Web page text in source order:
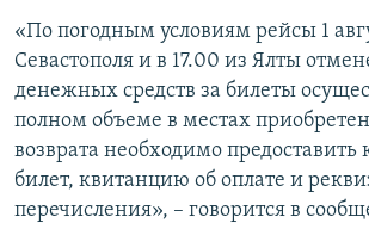
ПОБЕДИТЕЛЕЙ НЕ СУДЯТ?
КРЫМ.НЕПОКОРЕННЫЙ
УКРАИНСКАЯ ПРОБЛЕМА КРЫМА
ПРИСОЕДИНЯЙТЕСЬ!
Все сайты RFE/RL
«По погодным условиям рейсы 1
Севастополя и в 17.00 из Ялты
денежных средств за билеты
полном объеме в местах
возврата необходимо
билет, квитанцию об оплате и
перечисления», – говорится в